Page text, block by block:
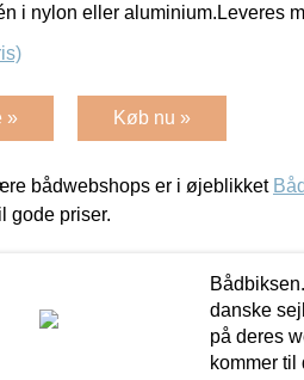
i nylon eller aluminium.Leveres
» Køb nu »
bådwebshops er i øjeblikket
gode priser.
danske
på deres
kommer til